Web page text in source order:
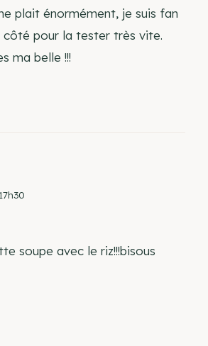
plait énormément, je suis fan
côté pour la tester très vite.
ma belle !!!
soupe avec le riz!!!bisous